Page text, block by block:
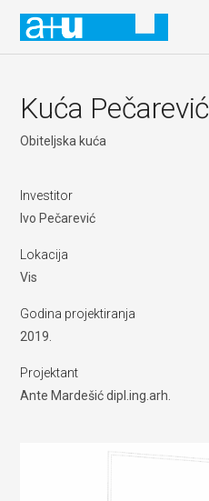
Kuća Pečarević
Obiteljska kuća
Investitor
Ivo Pečarević
Lokacija
Vis
Godina projektiranja
2019.
Projektant
Ante Mardešić dipl.ing.arh.